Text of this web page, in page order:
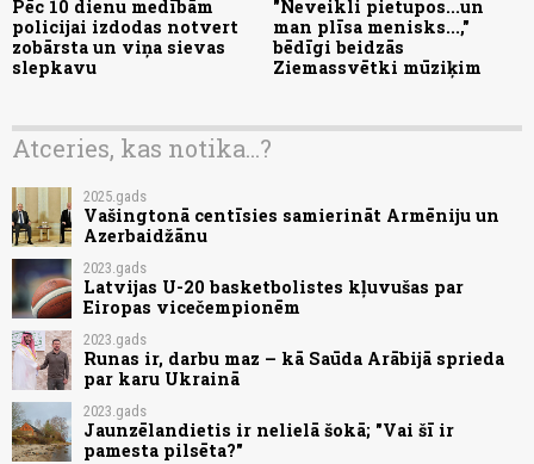
Pēc 10 dienu medībām
policijai izdodas notvert
zobārsta un viņa sievas
slepkavu
"Neveikli pietupos...un
man plīsa menisks...,"
bēdīgi beidzās
Ziemassvētki mūziķim
Atceries, kas notika...?
2025.gads
Vašingtonā centīsies samierināt Armēniju un
Azerbaidžānu
2023.gads
Latvijas U-20 basketbolistes kļuvušas par
Eiropas vicečempionēm
2023.gads
Runas ir, darbu maz – kā Saūda Arābijā sprieda
par karu Ukrainā
2023.gads
Jaunzēlandietis ir nelielā šokā; "Vai šī ir
pamesta pilsēta?"